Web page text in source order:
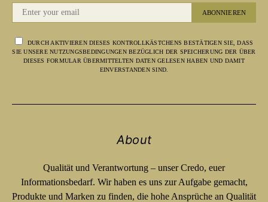
ABONNIEREN
DURCH AKTIVIEREN DIESES KONTROLLKÄSTCHENS BESTÄTIGEN SIE, DASS
SIE UNSERE NUTZUNGSBEDINGUNGEN BEZÜGLICH DER SPEICHERUNG DER ÜBER
DIESES FORMULAR ÜBERMITTELTEN DATEN GELESEN HABEN UND DAMIT
EINVERSTANDEN SIND.
About
Qualität und Verantwortung – unser Credo, euer
Informationsbedarf. Wir haben es uns zur Aufgabe gemacht,
Produkte und Marken zu finden, die hohe Ansprüche an Qualität